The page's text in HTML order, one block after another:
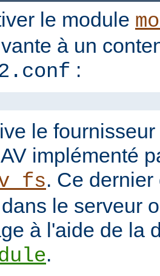
le module
à un
:
le
implémenté
. Ce
le serveur
à l'aide de la
.